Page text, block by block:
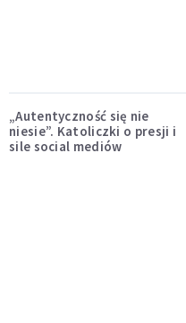
„Autentyczność się nie
niesie”. Katoliczki o presji i
sile social mediów